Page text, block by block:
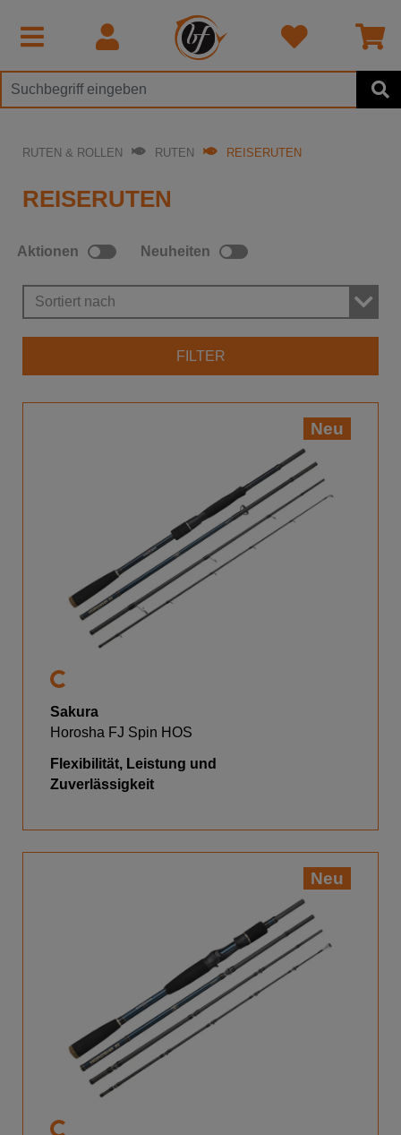
RUTEN & ROLLEN RUTEN REISERUTEN
REISERUTEN
FILTER
Sortiert nach
Aktionen Neuheiten
Neu
Sakura
Horosha FJ Spin HOS
Flexibilität, Leistung und
Zuverlässigkeit
Neu